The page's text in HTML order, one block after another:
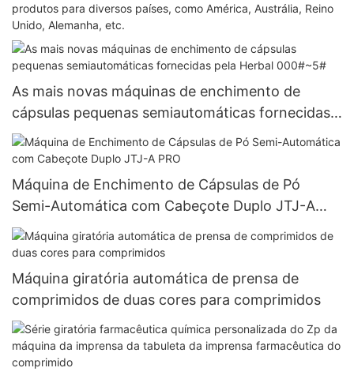
produtos para diversos países, como América, Austrália, Reino
Unido, Alemanha, etc.
As mais novas máquinas de enchimento de
cápsulas pequenas semiautomáticas fornecidas
pela Herbal 000#~5#
Máquina de Enchimento de Cápsulas de Pó
Semi-Automática com Cabeçote Duplo JTJ-A
PRO
Máquina giratória automática de prensa de
comprimidos de duas cores para comprimidos